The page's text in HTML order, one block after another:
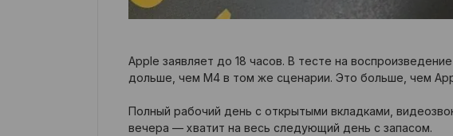
Apple заявляет до 18 часов. В тесте на
дольше, чем M4 в том же сценарии. Это больше, чем
Полный рабочий день с открытыми вкладками,
вечера — хватит на весь следующий день с запасом.